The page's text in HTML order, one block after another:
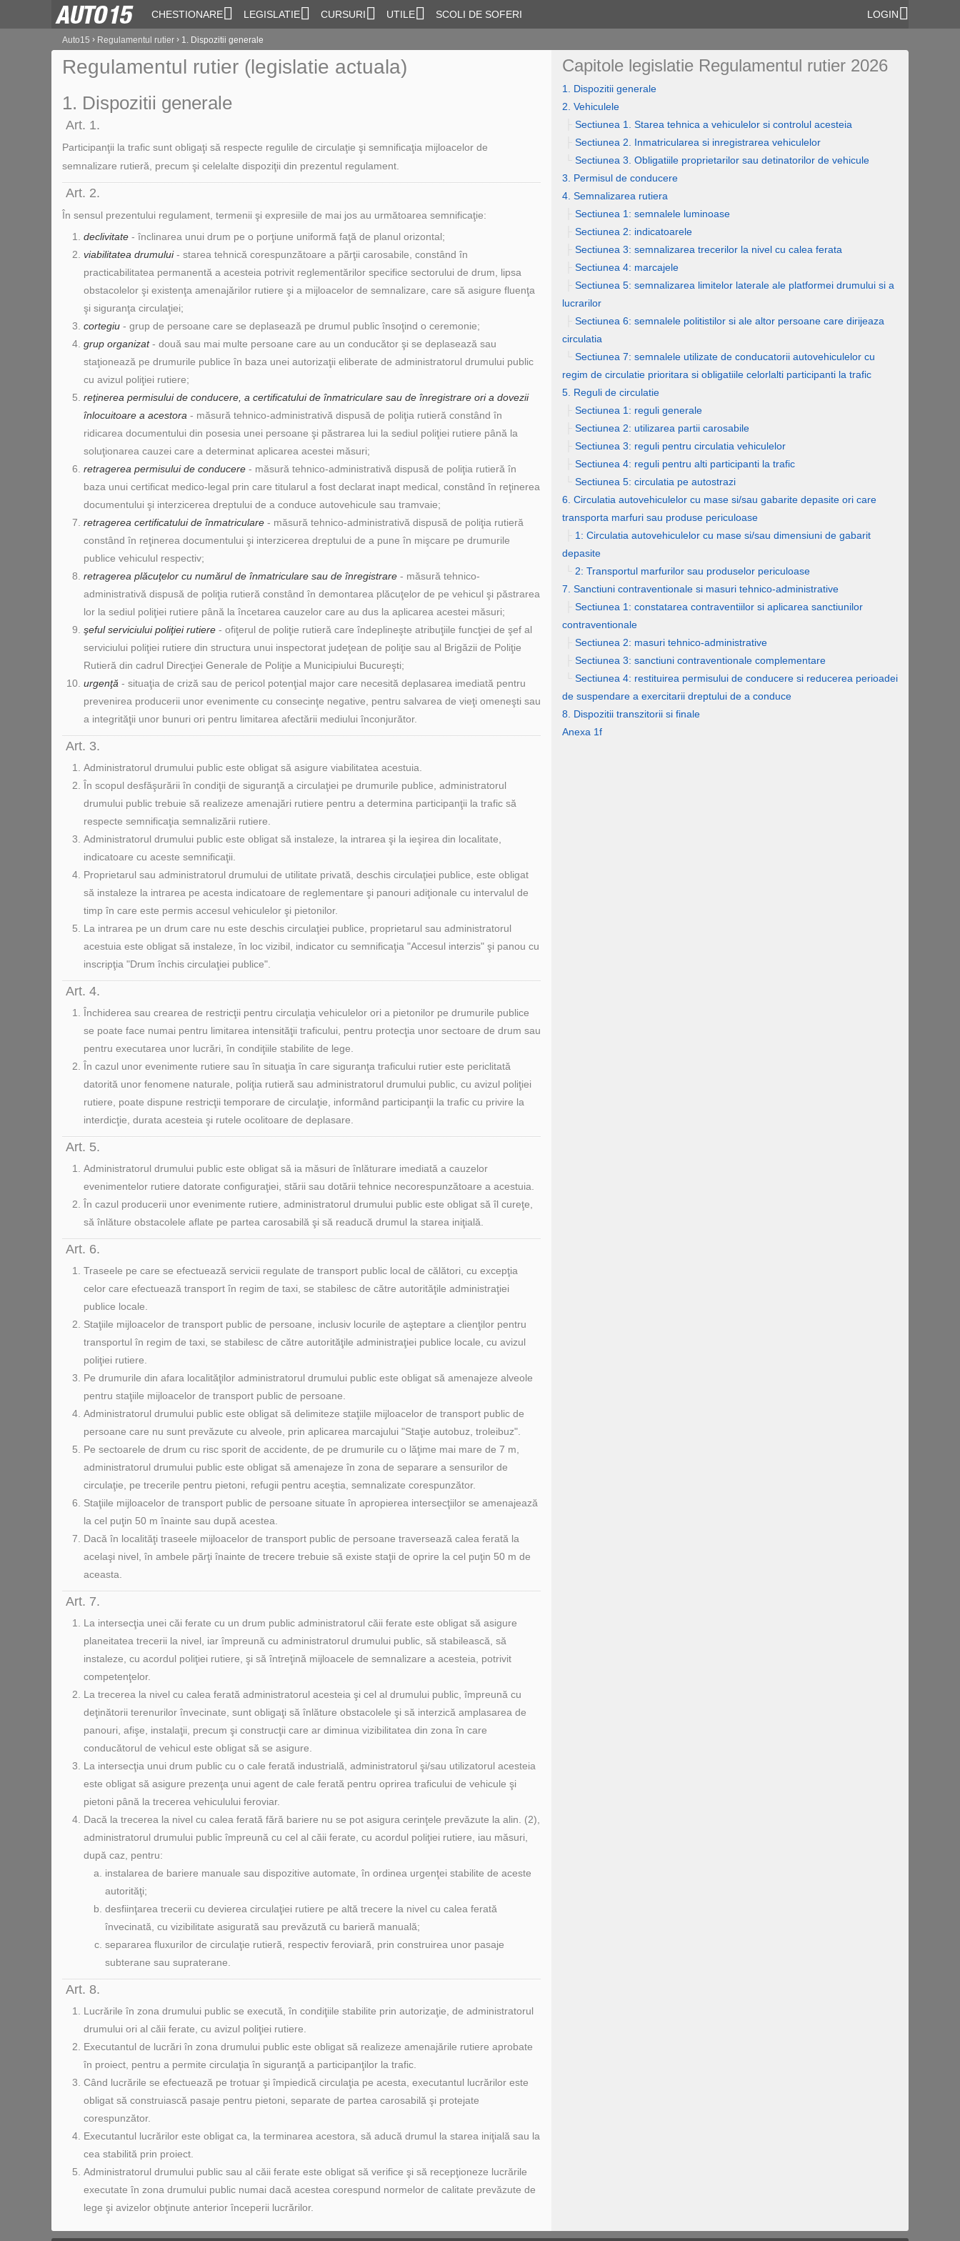
CHESTIONARE LEGISLATIE CURSURI UTILE SCOLI DE SOFERI LOGIN
Auto15 › Regulamentul rutier › 1. Dispozitii generale
Regulamentul rutier (legislatie actuala)
1. Dispozitii generale
Art. 1.
Participanţii la trafic sunt obligaţi să respecte regulile de circulaţie şi semnificaţia mijloacelor de
semnalizare rutieră, precum şi celelalte dispoziţii din prezentul regulament.
Art. 2.
În sensul prezentului regulament, termenii şi expresiile de mai jos au următoarea semnificaţie:
declivitate - înclinarea unui drum pe o porţiune uniformă faţă de planul orizontal;
viabilitatea drumului- starea tehnică corespunzătoare a părţii carosabile, constând în
practicabilitatea permanentă a acesteia potrivit reglementărilor specifice sectorului de drum, lipsa
obstacolelor şi existenţa amenajărilor rutiere şi a mijloacelor de semnalizare, care să asigure fluenţa
şi siguranţa circulaţiei;
cortegiu - grup de persoane care se deplasează pe drumul public însoţind o ceremonie;
grup organizat- două sau mai multe persoane care au un conducător şi se deplasează sau
staţionează pe drumurile publice în baza unei autorizaţii eliberate de administratorul drumului public
cu avizul poliţiei rutiere;
reţinerea permisului de conducere, a certificatului de înmatriculare sau de înregistrare ori a dovezii
înlocuitoare a acestora - măsură tehnico-administrativă dispusă de poliţia rutieră constând în
ridicarea documentului din posesia unei persoane şi păstrarea lui la sediul poliţiei rutiere până la
soluţionarea cauzei care a determinat aplicarea acestei măsuri;
retragerea permisului de conducere - măsură tehnico-administrativă dispusă de poliţia rutieră în
baza unui certificat medico-legal prin care titularul a fost declarat inapt medical, constând în reţinerea
documentului şi interzicerea dreptului de a conduce autovehicule sau tramvaie;
retragerea certificatului de înmatriculare - măsură tehnico-administrativă dispusă de poliţia rutieră
constând în reţinerea documentului şi interzicerea dreptului de a pune în mişcare pe drumurile
publice vehiculul respectiv;
retragerea plăcuţelor cu numărul de înmatriculare sau de înregistrare - măsură tehnico-
administrativă dispusă de poliţia rutieră constând în demontarea plăcuţelor de pe vehicul şi păstrarea
lor la sediul poliţiei rutiere până la încetarea cauzelor care au dus la aplicarea acestei măsuri;
şeful serviciului poliţiei rutiere - ofiţerul de poliţie rutieră care îndeplineşte atribuţiile funcţiei de şef al
serviciului poliţiei rutiere din structura unui inspectorat judeţean de poliţie sau al Brigăzii de Poliţie
Rutieră din cadrul Direcţiei Generale de Poliţie a Municipiului Bucureşti;
urgenţă - situaţia de criză sau de pericol potenţial major care necesită deplasarea imediată pentru
prevenirea producerii unor evenimente cu consecinţe negative, pentru salvarea de vieţi omeneşti sau
a integrităţii unor bunuri ori pentru limitarea afectării mediului înconjurător.
Art. 3.
Administratorul drumului public este obligat să asigure viabilitatea acestuia.
În scopul desfăşurării în condiţii de siguranţă a circulaţiei pe drumurile publice, administratorul
drumului public trebuie să realizeze amenajări rutiere pentru a determina participanţii la trafic să
respecte semnificaţia semnalizării rutiere.
Administratorul drumului public este obligat să instaleze, la intrarea şi la ieşirea din localitate,
indicatoare cu aceste semnificaţii.
Proprietarul sau administratorul drumului de utilitate privată, deschis circulaţiei publice, este obligat
să instaleze la intrarea pe acesta indicatoare de reglementare şi panouri adiţionale cu intervalul de
timp în care este permis accesul vehiculelor şi pietonilor.
La intrarea pe un drum care nu este deschis circulaţiei publice, proprietarul sau administratorul
acestuia este obligat să instaleze, în loc vizibil, indicator cu semnificaţia "Accesul interzis" şi panou cu
inscripţia "Drum închis circulaţiei publice".
Art. 4.
Închiderea sau crearea de restricţii pentru circulaţia vehiculelor ori a pietonilor pe drumurile publice
se poate face numai pentru limitarea intensităţii traficului, pentru protecţia unor sectoare de drum sau
pentru executarea unor lucrări, în condiţiile stabilite de lege.
În cazul unor evenimente rutiere sau în situaţia în care siguranţa traficului rutier este periclitată
datorită unor fenomene naturale, poliţia rutieră sau administratorul drumului public, cu avizul poliţiei
rutiere, poate dispune restricţii temporare de circulaţie, informând participanţii la trafic cu privire la
interdicţie, durata acesteia şi rutele ocolitoare de deplasare.
Art. 5.
Administratorul drumului public este obligat să ia măsuri de înlăturare imediată a cauzelor
evenimentelor rutiere datorate configuraţiei, stării sau dotării tehnice necorespunzătoare a acestuia.
În cazul producerii unor evenimente rutiere, administratorul drumului public este obligat să îl cureţe,
să înlăture obstacolele aflate pe partea carosabilă şi să readucă drumul la starea iniţială.
Art. 6.
Traseele pe care se efectuează servicii regulate de transport public local de călători, cu excepţia
celor care efectuează transport în regim de taxi, se stabilesc de către autorităţile administraţiei
publice locale.
Staţiile mijloacelor de transport public de persoane, inclusiv locurile de aşteptare a clienţilor pentru
transportul în regim de taxi, se stabilesc de către autorităţile administraţiei publice locale, cu avizul
poliţiei rutiere.
Pe drumurile din afara localităţilor administratorul drumului public este obligat să amenajeze alveole
pentru staţiile mijloacelor de transport public de persoane.
Administratorul drumului public este obligat să delimiteze staţiile mijloacelor de transport public de
persoane care nu sunt prevăzute cu alveole, prin aplicarea marcajului "Staţie autobuz, troleibuz".
Pe sectoarele de drum cu risc sporit de accidente, de pe drumurile cu o lăţime mai mare de 7 m,
administratorul drumului public este obligat să amenajeze în zona de separare a sensurilor de
circulaţie, pe trecerile pentru pietoni, refugii pentru aceştia, semnalizate corespunzător.
Staţiile mijloacelor de transport public de persoane situate în apropierea intersecţiilor se amenajează
la cel puţin 50 m înainte sau după acestea.
Dacă în localităţi traseele mijloacelor de transport public de persoane traversează calea ferată la
acelaşi nivel, în ambele părţi înainte de trecere trebuie să existe staţii de oprire la cel puţin 50 m de
aceasta.
Art. 7.
La intersecţia unei căi ferate cu un drum public administratorul căii ferate este obligat să asigure
planeitatea trecerii la nivel, iar împreună cu administratorul drumului public, să stabilească, să
instaleze, cu acordul poliţiei rutiere, şi să întreţină mijloacele de semnalizare a acesteia, potrivit
competenţelor.
La trecerea la nivel cu calea ferată administratorul acesteia şi cel al drumului public, împreună cu
deţinătorii terenurilor învecinate, sunt obligaţi să înlăture obstacolele şi să interzică amplasarea de
panouri, afişe, instalaţii, precum şi construcţii care ar diminua vizibilitatea din zona în care
conducătorul de vehicul este obligat să se asigure.
La intersecţia unui drum public cu o cale ferată industrială, administratorul şi/sau utilizatorul acesteia
este obligat să asigure prezenţa unui agent de cale ferată pentru oprirea traficului de vehicule şi
pietoni până la trecerea vehiculului feroviar.
Dacă la trecerea la nivel cu calea ferată fără bariere nu se pot asigura cerinţele prevăzute la alin. (2),
administratorul drumului public împreună cu cel al căii ferate, cu acordul poliţiei rutiere, iau măsuri,
după caz, pentru:
instalarea de bariere manuale sau dispozitive automate, în ordinea urgenţei stabilite de aceste
autorităţi;
desfiinţarea trecerii cu devierea circulaţiei rutiere pe altă trecere la nivel cu calea ferată
învecinată, cu vizibilitate asigurată sau prevăzută cu barieră manuală;
separarea fluxurilor de circulaţie rutieră, respectiv feroviară, prin construirea unor pasaje
subterane sau supraterane.
Art. 8.
Lucrările în zona drumului public se execută, în condiţiile stabilite prin autorizaţie, de administratorul
drumului ori al căii ferate, cu avizul poliţiei rutiere.
Executantul de lucrări în zona drumului public este obligat să realizeze amenajările rutiere aprobate
în proiect, pentru a permite circulaţia în siguranţă a participanţilor la trafic.
Când lucrările se efectuează pe trotuar şi împiedică circulaţia pe acesta, executantul lucrărilor este
obligat să construiască pasaje pentru pietoni, separate de partea carosabilă şi protejate
corespunzător.
Executantul lucrărilor este obligat ca, la terminarea acestora, să aducă drumul la starea iniţială sau la
cea stabilită prin proiect.
Administratorul drumului public sau al căii ferate este obligat să verifice şi să recepţioneze lucrările
executate în zona drumului public numai dacă acestea corespund normelor de calitate prevăzute de
lege şi avizelor obţinute anterior începerii lucrărilor.
Capitole legislatie Regulamentul rutier 2026
1. Dispozitii generale
2. Vehiculele
Sectiunea 1. Starea tehnica a vehiculelor si controlul acesteia
Sectiunea 2. Inmatricularea si inregistrarea vehiculelor
Sectiunea 3. Obligatiile proprietarilor sau detinatorilor de vehicule
3. Permisul de conducere
4. Semnalizarea rutiera
Sectiunea 1: semnalele luminoase
Sectiunea 2: indicatoarele
Sectiunea 3: semnalizarea trecerilor la nivel cu calea ferata
Sectiunea 4: marcajele
Sectiunea 5: semnalizarea limitelor laterale ale platformei drumului si a
lucrarilor
Sectiunea 6: semnalele politistilor si ale altor persoane care dirijeaza
circulatia
Sectiunea 7: semnalele utilizate de conducatorii autovehiculelor cu
regim de circulatie prioritara si obligatiile celorlalti participanti la trafic
5. Reguli de circulatie
Sectiunea 1: reguli generale
Sectiunea 2: utilizarea partii carosabile
Sectiunea 3: reguli pentru circulatia vehiculelor
Sectiunea 4: reguli pentru alti participanti la trafic
Sectiunea 5: circulatia pe autostrazi
6. Circulatia autovehiculelor cu mase si/sau gabarite depasite ori care
transporta marfuri sau produse periculoase
1: Circulatia autovehiculelor cu mase si/sau dimensiuni de gabarit
depasite
2: Transportul marfurilor sau produselor periculoase
7. Sanctiuni contraventionale si masuri tehnico-administrative
Sectiunea 1: constatarea contraventiilor si aplicarea sanctiunilor
contraventionale
Sectiunea 2: masuri tehnico-administrative
Sectiunea 3: sanctiuni contraventionale complementare
Sectiunea 4: restituirea permisului de conducere si reducerea perioadei
de suspendare a exercitarii dreptului de a conduce
8. Dispozitii transzitorii si finale
Anexa 1f